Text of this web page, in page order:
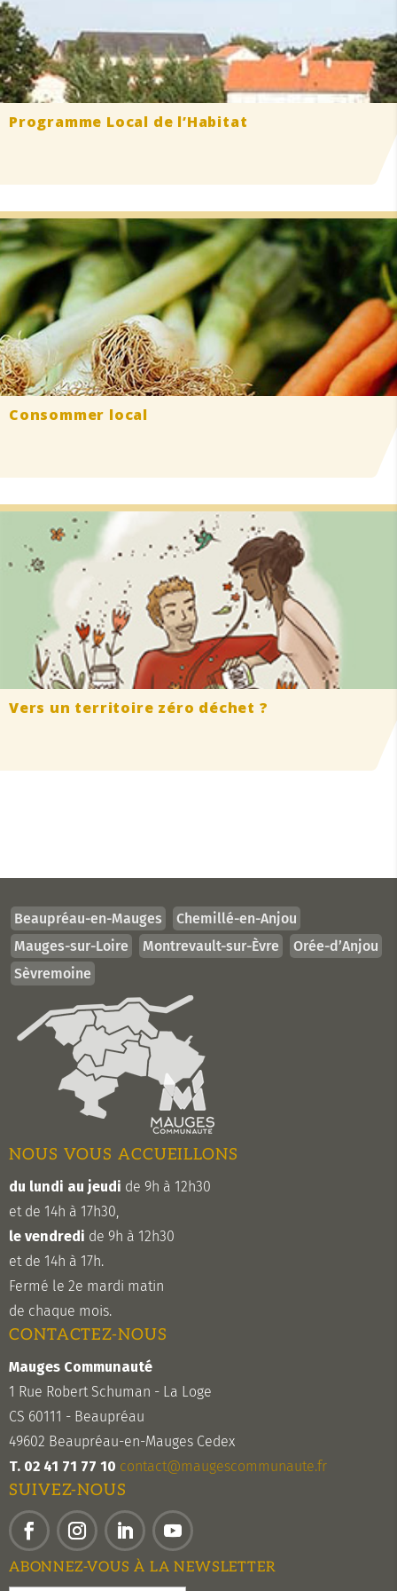
Programme Local de l’Habitat
Consommer local
Vers un territoire zéro déchet ?
Beaupréau-en-Mauges
Chemillé-en-Anjou
Mauges-sur-Loire
Montrevault-sur-Èvre
Orée-d’Anjou
Sèvremoine
NOUS VOUS ACCUEILLONS
du lundi au jeudi de 9h à 12h30
et de 14h à 17h30,
le vendredi de 9h à 12h30
et de 14h à 17h.
Fermé le 2e mardi matin
de chaque mois.
CONTACTEZ-NOUS
Mauges Communauté
1 Rue Robert Schuman - La Loge
CS 60111 - Beaupréau
49602 Beaupréau-en-Mauges Cedex
T. 02 41 71 77 10 contact@maugescommunaute.fr
SUIVEZ-NOUS
FacebookInstagramLinkedInYouTube
ABONNEZ-VOUS À LA NEWSLETTER